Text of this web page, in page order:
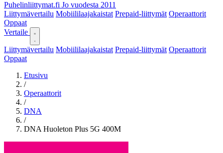
Puhelinliittymat.fi Jo vuodesta 2011
Liittymävertailu Mobiililaajakaistat Prepaid-liittymät Operaattorit
Oppaat
Vertaile
Liittymävertailu Mobiililaajakaistat Prepaid-liittymät Operaattorit
Oppaat
Etusivu
/
Operaattorit
/
DNA
/
DNA Huoleton Plus 5G 400M